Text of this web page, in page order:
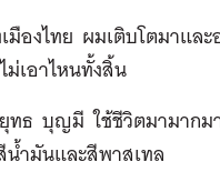
มืองไทย ผมเติบโตมาแล
ม่เอาไหนทั้งสิ้น
ธ บุญมี ใช้ชีวิตมามากม
น้ำมันและสีพาสเทล